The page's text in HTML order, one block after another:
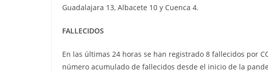
Guadalajara 13, Albacete 10 y Cuenca 4.
FALLECIDOS
En las últimas 24 horas se han registrado 8 fallecidos por
número acumulado de fallecidos desde el inicio de la